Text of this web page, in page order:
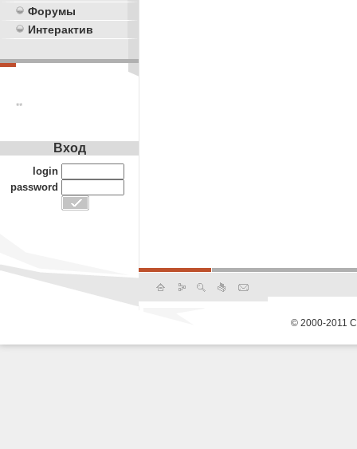
Форумы
Интерактив
**
Вход
login
password
© 2000-2011